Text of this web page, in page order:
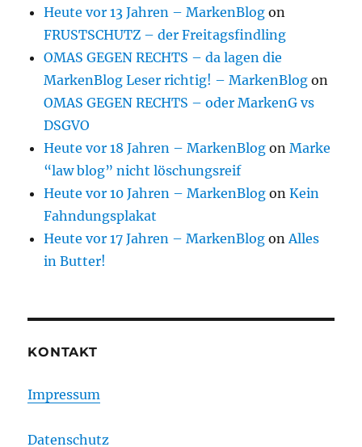
Heute vor 13 Jahren – MarkenBlog on
FRUSTSCHUTZ – der Freitagsfindling
OMAS GEGEN RECHTS – da lagen die
MarkenBlog Leser richtig! – MarkenBlog on
OMAS GEGEN RECHTS – oder MarkenG vs
DSGVO
Heute vor 18 Jahren – MarkenBlog onMarke
“law blog” nicht löschungsreif
Heute vor 10 Jahren – MarkenBlog onKein
Fahndungsplakat
Heute vor 17 Jahren – MarkenBlog onAlles
in Butter!
KONTAKT
Impressum
Datenschutz